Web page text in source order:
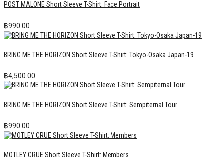
POST MALONE Short Sleeve T-Shirt: Face Portrait
฿990.00
BRING ME THE HORIZON Short Sleeve T-Shirt: Tokyo-Osaka Japan-19
฿4,500.00
BRING ME THE HORIZON Short Sleeve T-Shirt: Sempiternal Tour
฿990.00
MOTLEY CRUE Short Sleeve T-Shirt: Members